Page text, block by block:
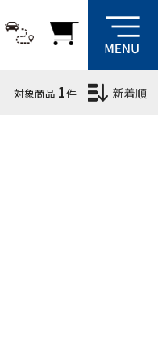
対象商品 1件 新着順